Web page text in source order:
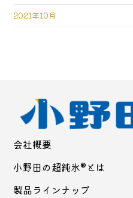
2021年10月
会社概要
小野田の超純氷®とは
製品ラインナップ